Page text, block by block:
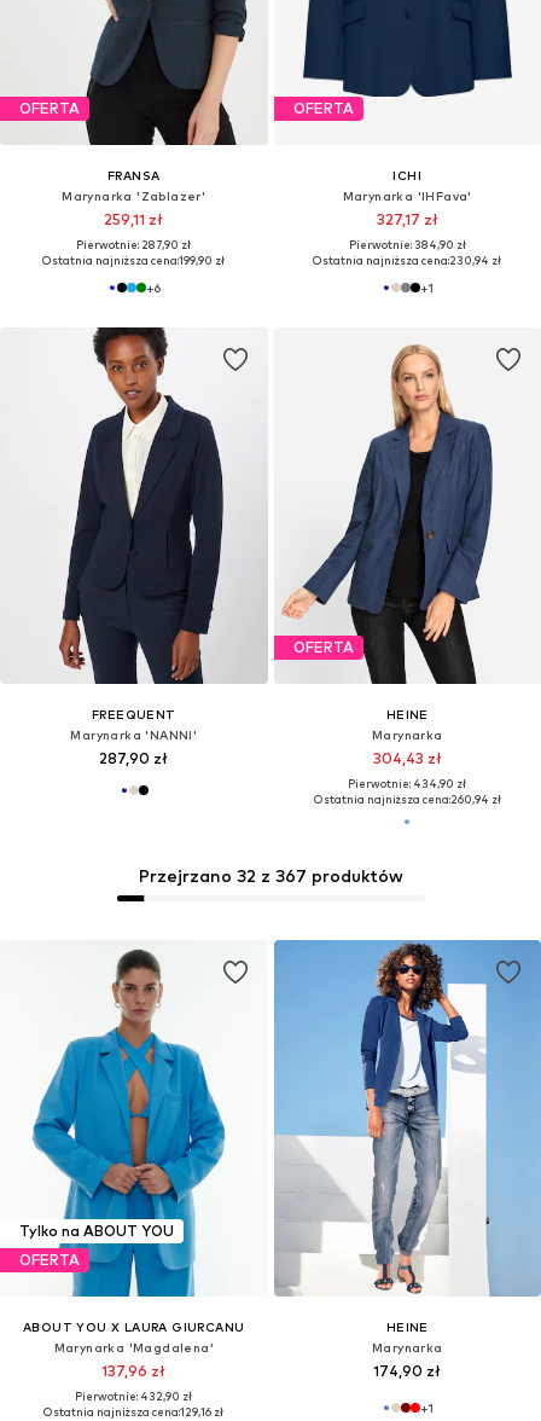
OFERTA
FRANSA
Marynarka 'Zablazer'
259,11 zł
Pierwotnie: 287,90 zł
Ostatnia najniższa cena:199,90 zł
+6
OFERTA
ICHI
Marynarka 'IHFava'
327,17 zł
Pierwotnie: 384,90 zł
Ostatnia najniższa cena:230,94 zł
+1
FREEQUENT
Marynarka 'NANNI'
287,90 zł
OFERTA
HEINE
Marynarka
304,43 zł
Pierwotnie: 434,90 zł
Ostatnia najniższa cena:260,94 zł
Przejrzano 32 z 367 produktów
Tylko na ABOUT YOU
OFERTA
ABOUT YOU X LAURA GIURCANU
Marynarka 'Magdalena'
137,96 zł
Pierwotnie: 432,90 zł
Ostatnia najniższa cena:129,16 zł
HEINE
Marynarka
174,90 zł
+1